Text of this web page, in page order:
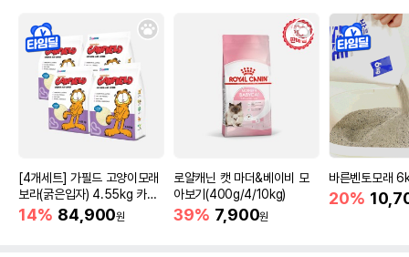
[4개세트] 가필드 고양이모래
보라(굵은입자) 4.55kg 카사
바모래
14% 84,900원
로얄캐닌 캣 마더&베이비 모
아보기(400g/4/10kg)
39% 7,900원
바른벤토모래
20%